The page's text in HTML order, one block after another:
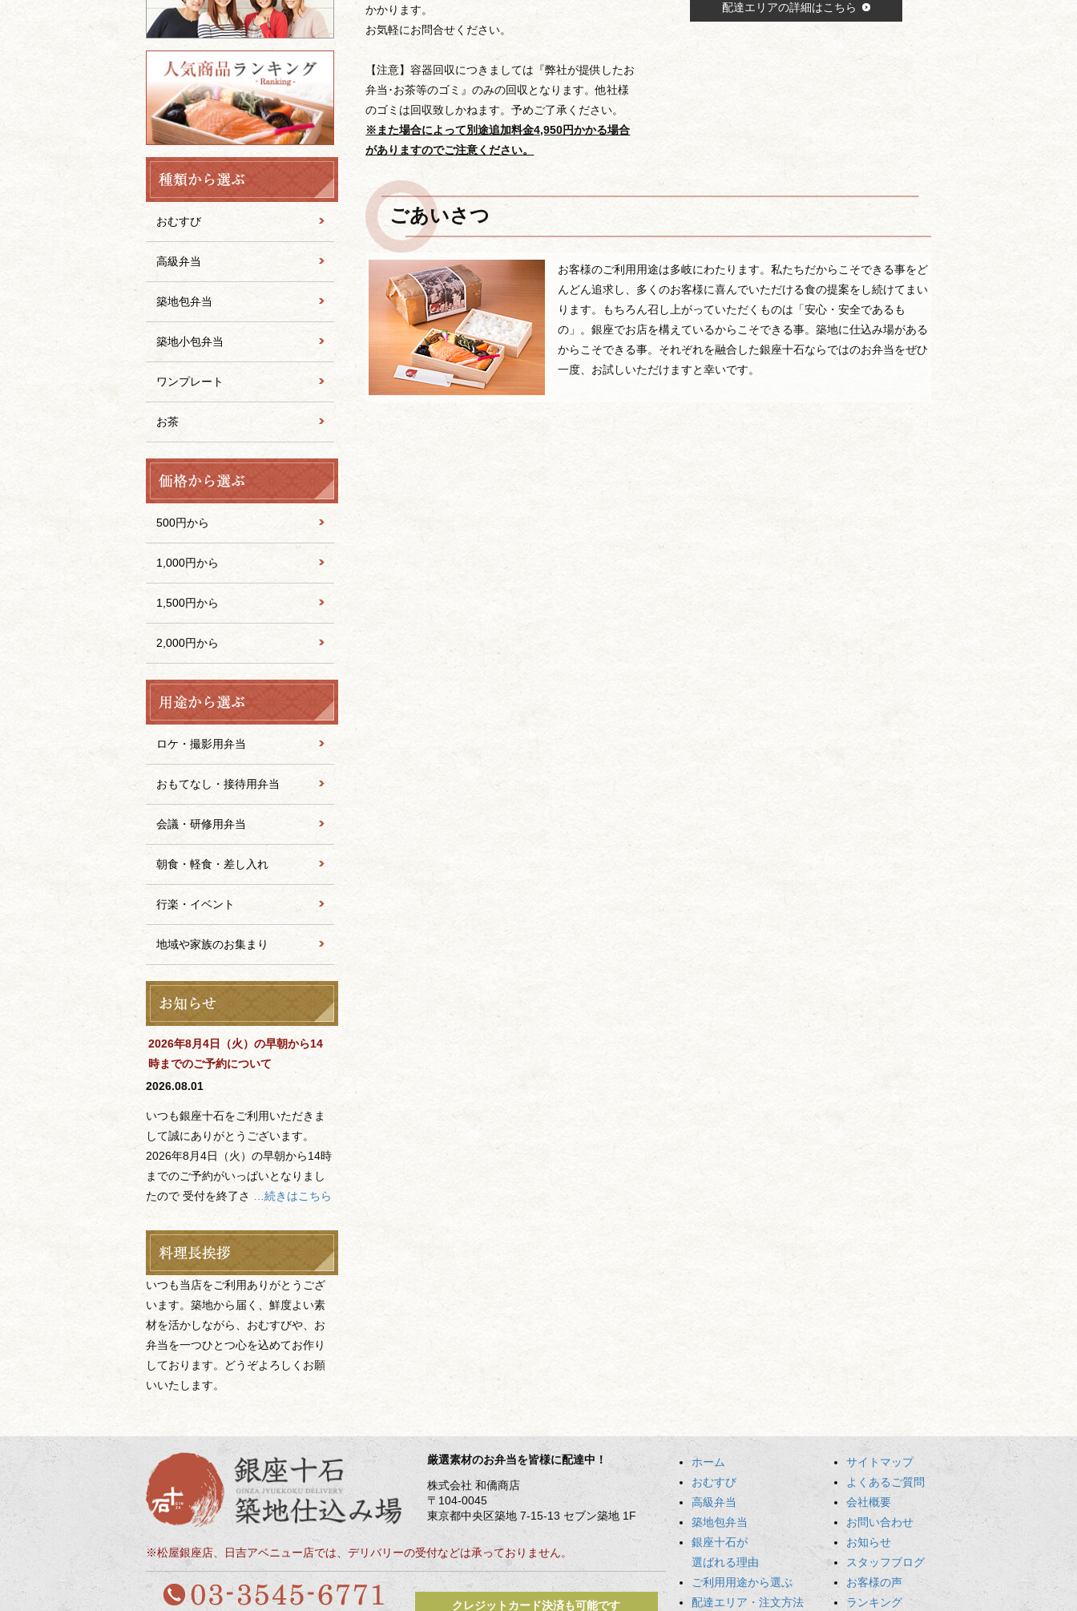
かかります。
お気軽にお問合せください。
【注意】容器回収につきましては『弊社が提供したお
弁当･お茶等のゴミ』のみの回収となります。他社様
のゴミは回収致しかねます。予めご了承ください。
※また場合によって別途追加料金4,950円かかる場合
がありますのでご注意ください。
配達エリアの詳細はこちら
ごあいさつ
お客様のご利用用途は多岐にわたります。私たちだからこそできる事をど
んどん追求し、多くのお客様に喜んでいただける食の提案をし続けてまい
ります。もちろん召し上がっていただくものは「安心・安全であるも
の」。銀座でお店を構えているからこそできる事。築地に仕込み場がある
からこそできる事。それぞれを融合した銀座十石ならではのお弁当をぜひ
一度、お試しいただけますと幸いです。
種類から選ぶ
おむすび
高級弁当
築地包弁当
築地小包弁当
ワンプレート
お茶
価格から選ぶ
500円から
1,000円から
1,500円から
2,000円から
ロケ・撮影用弁当
おもてなし・接待用弁当
会議・研修用弁当
朝食・軽食・差し入れ
行楽・イベント
地域や家族のお集まり
お知らせ
2026年8月4日（火）の早朝から14
時までのご予約について
2026.08.01
いつも銀座十石をご利用いただきま
して誠にありがとうございます。
2026年8月4日（火）の早朝から14時
までのご予約がいっぱいとなりまし
たので 受付を終了さ
…続きはこちら
いつも当店をご利用ありがとうござ
います。築地から届く、鮮度よい素
材を活かしながら、おむすびや、お
弁当を一つひとつ心を込めてお作り
しております。どうぞよろしくお願
いいたします。
厳選素材のお弁当を皆様に配達中！
株式会社 和僑商店
〒104-0045
東京都中央区築地 7-15-13 セブン築地 1F
※松屋銀座店、日吉アベニュー店では、デリバリーの受付などは承っておりません。
クレジットカード決済も可能です
ホーム
おむすび
高級弁当
築地包弁当
銀座十石が
選ばれる理由
ご利用用途から選ぶ
配達エリア・注文方法
サイトマップ
よくあるご質問
会社概要
お問い合わせ
お知らせ
スタッフブログ
お客様の声
ランキング